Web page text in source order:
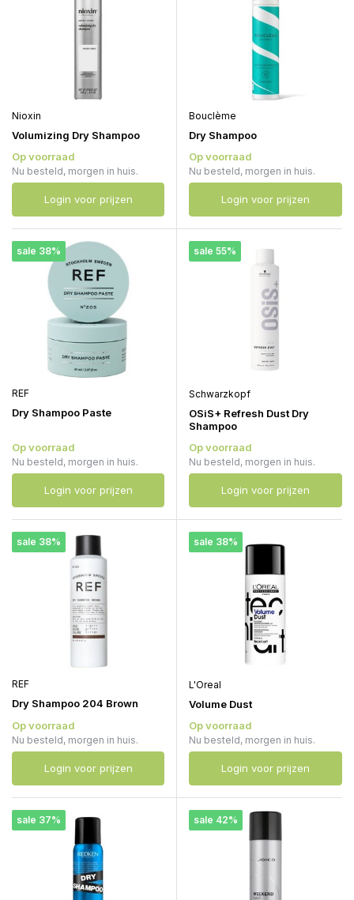
Nioxin
Volumizing Dry Shampoo
Op voorraad
Nu besteld, morgen in huis.
Login voor prijzen
Bouclème
Dry Shampoo
Op voorraad
Nu besteld, morgen in huis.
Login voor prijzen
sale 38%
REF
Dry Shampoo Paste
Op voorraad
Nu besteld, morgen in huis.
Login voor prijzen
sale 55%
Schwarzkopf
OSiS+ Refresh Dust Dry
Shampoo
Op voorraad
Nu besteld, morgen in huis.
Login voor prijzen
sale 38%
REF
Dry Shampoo 204 Brown
Op voorraad
Nu besteld, morgen in huis.
Login voor prijzen
sale 38%
L'Oreal
Volume Dust
Op voorraad
Nu besteld, morgen in huis.
Login voor prijzen
sale 37% sale 42%